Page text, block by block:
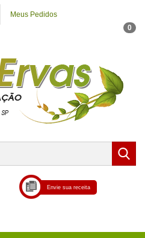
Meus Pedidos
0
Envie sua receita